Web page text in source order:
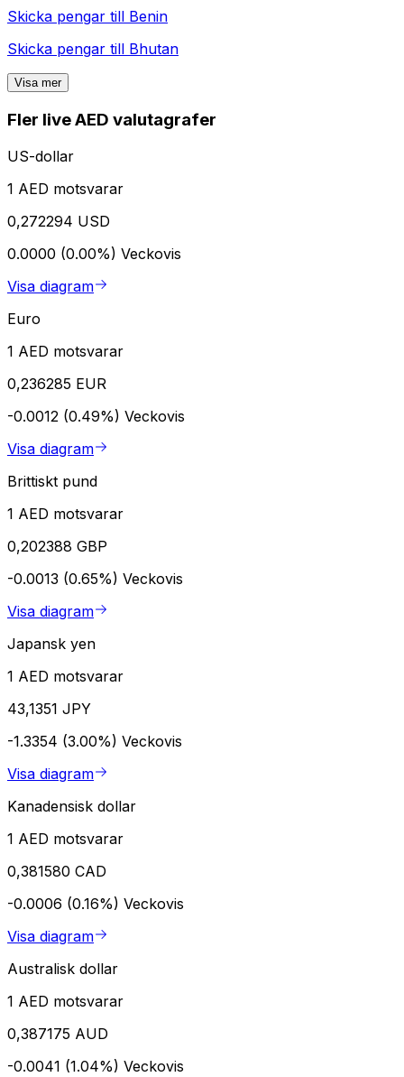
Skicka pengar till Benin
Skicka pengar till Bhutan
Visa mer
Fler live AED valutagrafer
US-dollar
1 AED motsvarar
0,272294 USD
0.0000 (0.00%) Veckovis
Visa diagram
Euro
1 AED motsvarar
0,236285 EUR
-0.0012 (0.49%) Veckovis
Visa diagram
Brittiskt pund
1 AED motsvarar
0,202388 GBP
-0.0013 (0.65%) Veckovis
Visa diagram
Japansk yen
1 AED motsvarar
43,1351 JPY
-1.3354 (3.00%) Veckovis
Visa diagram
Kanadensisk dollar
1 AED motsvarar
0,381580 CAD
-0.0006 (0.16%) Veckovis
Visa diagram
Australisk dollar
1 AED motsvarar
0,387175 AUD
-0.0041 (1.04%) Veckovis